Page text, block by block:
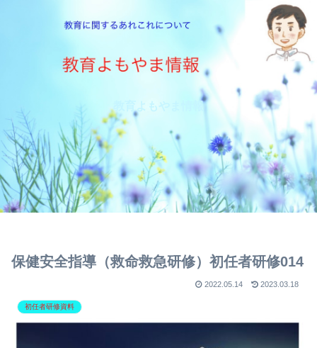
教育よもやま情報
保健安全指導（救命救急研修）初任者研修014
2022.05.14 2023.03.18
初任者研修資料